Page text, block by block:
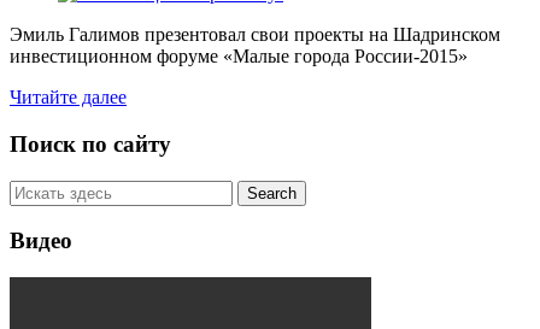
Эмиль Галимов презентовал свои проекты на Шадринском
инвестиционном форуме «Малые города России-2015»
Читайте далее
Поиск по сайту
Видео